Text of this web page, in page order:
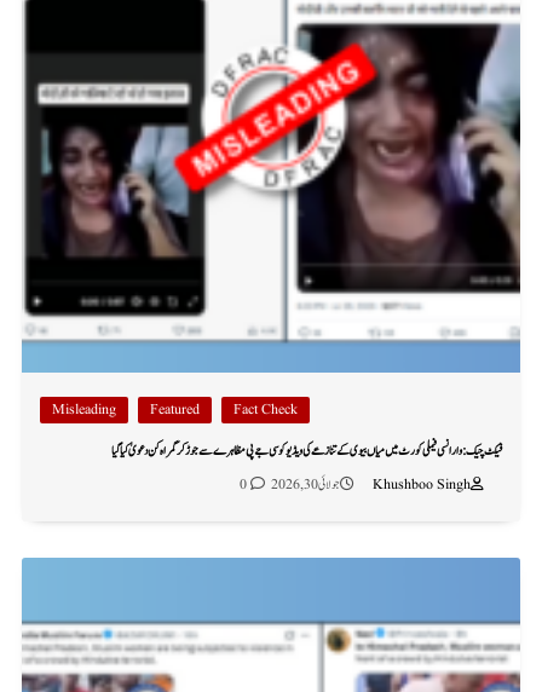
Fact Check
Featured
Misleading
فیکٹ چیک: وارانسی فیملی کورٹ میں میاں بیوی کے تنازعے کی ویڈیو کو سی جے پی مظاہرے سے جوڑ کر گمراہ کن دعویٰ کیا گیا
Khushboo Singh
جولائی 30, 2026 0